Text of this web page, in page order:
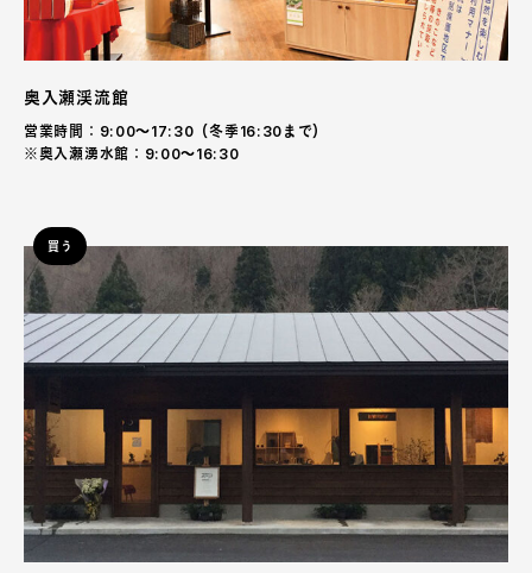
奥入瀬渓流館
営業時間：9:00〜17:30（冬季16:30まで）
※奥入瀬湧水館：9:00〜16:30
買う